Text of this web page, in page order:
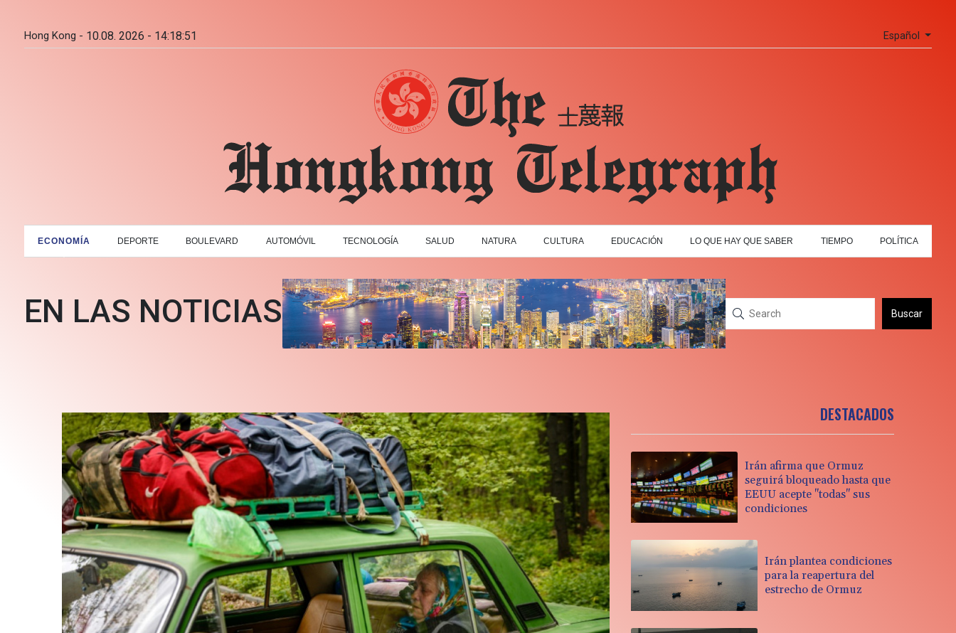
Hong Kong - 10.08. 2026 - 14:18:53 Español
ECONOMÍA DEPORTE BOULEVARD AUTOMÓVIL TECNOLOGÍA SALUD NATURA CULTURA EDUCACIÓN LO QUE HAY QUE SABER TIEMPO POLÍTICA
EN LAS NOTICIAS Buscar
DESTACADOS
Irán afirma que Ormuz
seguirá bloqueado hasta que
EEUU acepte "todas" sus
condiciones
Irán plantea condiciones
para la reapertura del
estrecho de Ormuz